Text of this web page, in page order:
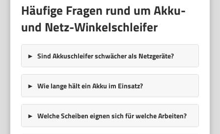
Häufige Fragen rund um Akku-
und Netz-Winkelschleifer
Sind Akkuschleifer schwächer als Netzgeräte?
Wie lange hält ein Akku im Einsatz?
Welche Scheiben eignen sich für welche Arbeiten?